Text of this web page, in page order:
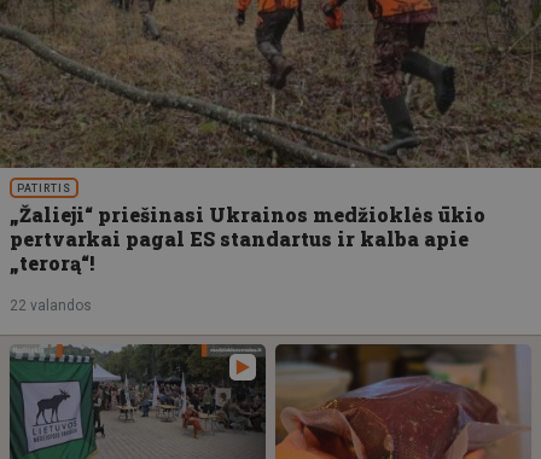
PATIRTIS
„Žalieji“ priešinasi Ukrainos medžioklės ūkio
pertvarkai pagal ES standartus ir kalba apie
„terorą“!
22 valandos